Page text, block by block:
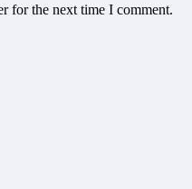
for the next time I comment.